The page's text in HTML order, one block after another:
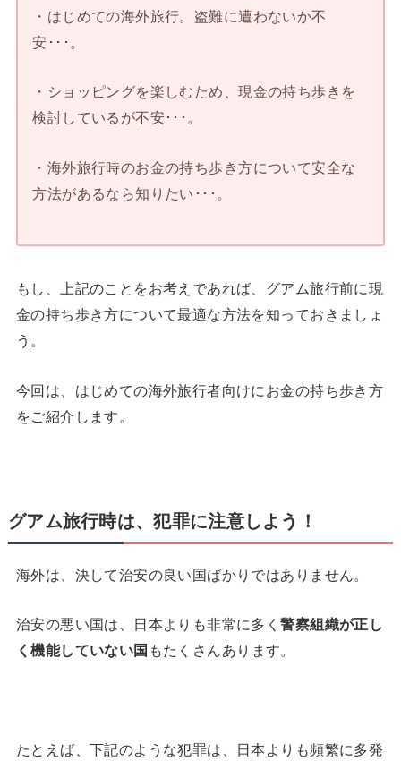
・はじめての海外旅行。盗難に遭わないか不
安･･･。
・ショッピングを楽しむため、現金の持ち歩きを
検討しているが不安･･･。
・海外旅行時のお金の持ち歩き方について安全な
方法があるなら知りたい･･･。
もし、上記のことをお考えであれば、グアム旅行前に現
金の持ち歩き方について最適な方法を知っておきましょ
う。
今回は、はじめての海外旅行者向けにお金の持ち歩き方
をご紹介します。
グアム旅行時は、犯罪に注意しよう！
海外は、決して治安の良い国ばかりではありません。
治安の悪い国は、日本よりも非常に多く警察組織が正し
く機能していない国 もたくさんあります。
たとえば、下記のような犯罪は、日本よりも頻繁に多発